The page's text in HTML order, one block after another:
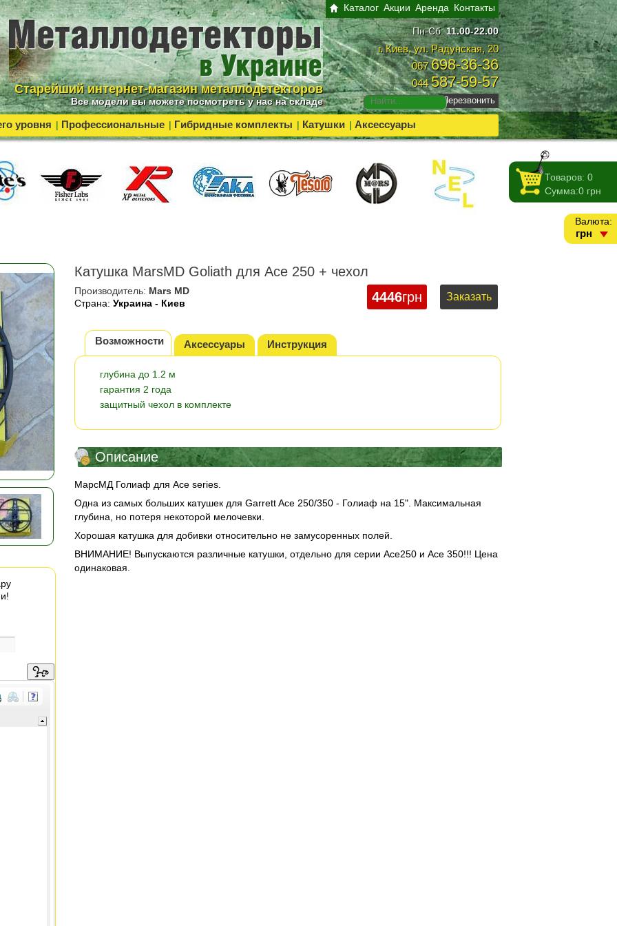
Cтарейший интернет-магазин металлодетекторов
Все модели вы можете посмотреть у нас на складе
Каталог Акции Аренда Контакты
Пн-Сб:11.00-22.00
г. Киев, ул. Радунская, 20
067698-36-36
044587-59-57
Перезвонить
уровня | Профессиональные | Гибридные комплекты | Катушки | Аксессуары
Катушка MarsMD Goliath для Ace 250 + чехол
Производитель: Mars MD
Страна: Украина - Киев 4446грн Заказать
Возможности Аксессуары Инструкция
глубина до 1.2 м
гарантия 2 года
защитный чехол в комплекте
Описание
МарсМД Голиаф для Ace series.
Одна из самых больших катушек для Garrett Aсe 250/350 - Голиаф на 15". Максимальная
глубина, но потеря некоторой мелочевки.
Хорошая катушка для добивки относительно не замусоренных полей.
ВНИМАНИЕ! Выпускаются различные катушки, отдельно для серии Асе250 и Асе 350!!! Цена
одинаковая.
Товаров: 0
Сумма:0 грн
Валюта:
грн